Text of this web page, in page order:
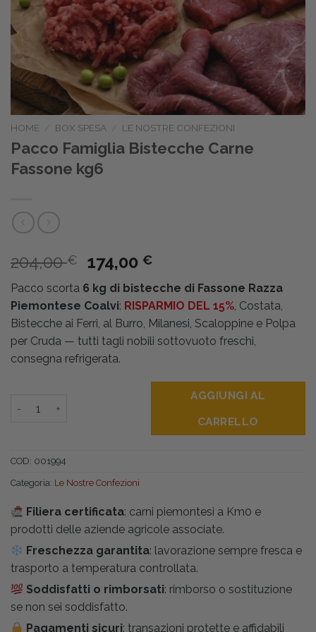
HOME BOX SPESA LE NOSTRE CONFEZIONI
Pacco Famiglia Bistecche Carne
Fassone kg6
204,00€
Il
prezzo
originale
era:
204,00 €.
174,00 €
attuale
è:
174,00 €.
Pacco scorta 6 kg di bistecche di Fassone Razza
Piemontese Coalvi: RISPARMIO DEL 15% , Costata,
Bistecche ai Ferri, al Burro, Milanesi, Scaloppine e Polpa
per Cruda — tutti tagli nobili sottovuoto freschi,
consegna refrigerata.
Pacco Famiglia Bistecche Carne Fassone kg6 quantità
AGGIUNGI AL
CARRELLO
COD: 001994
Categoria: Le Nostre Confezioni
Filiera certificata: carni piemontesi a Km0 e
prodotti delle aziende agricole associate.
Freschezza garantita: lavorazione sempre fresca e
trasporto a temperatura controllata.
Soddisfatti o rimborsati: rimborso o sostituzione
se non sei soddisfatto.
Pagamenti sicuri: transazioni protette e affidabili